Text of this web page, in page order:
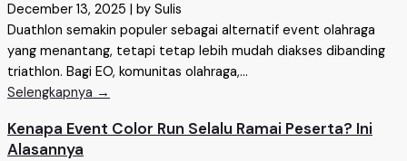
December 13, 2025
by Sulis
Duathlon semakin populer sebagai alternatif event olahraga
yang menantang, tetapi tetap lebih mudah diakses dibanding
triathlon. Bagi EO, komunitas olahraga,...
Selengkapnya →
Kenapa Event Color Run Selalu Ramai Peserta? Ini
Alasannya